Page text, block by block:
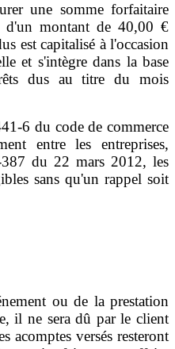
une somme forfaitaire
d'un montant de 40,00 €
est capitalisé à l'occasion
et s'intègre dans la base
dus au titre du mois
6 du code de commerce
entre les entreprises,
du 22 mars 2012, les
sans qu'un rappel soit
ou de la prestation
il ne sera dû par le client
acomptes versés resteront